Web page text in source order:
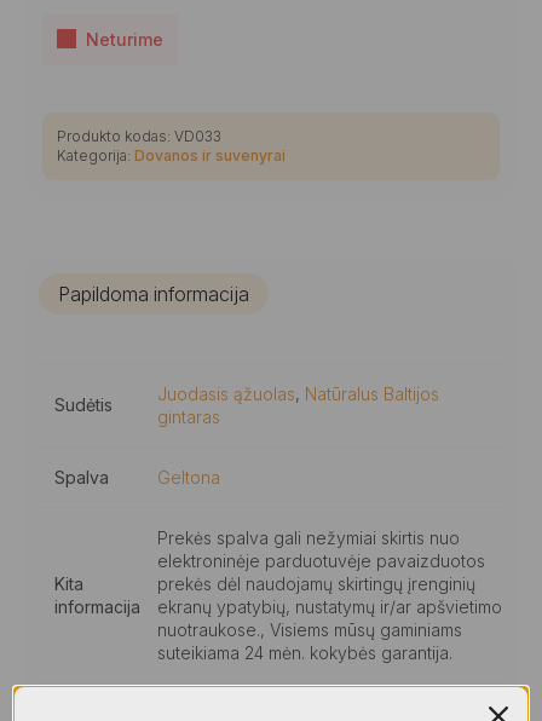
Neturime
Produkto kodas: VD033
Kategorija: Dovanos ir suvenyrai
Papildoma informacija
Sudėtis
Juodasis ąžuolas, Natūralus Baltijos
gintaras
Spalva Geltona
Kita
informacija
Prekės spalva gali nežymiai skirtis nuo
elektroninėje parduotuvėje pavaizduotos
prekės dėl naudojamų skirtingų įrenginių
ekranų ypatybių, nustatymų ir/ar apšvietimo
nuotraukose., Visiems mūsų gaminiams
suteikiama 24 mėn. kokybės garantija.